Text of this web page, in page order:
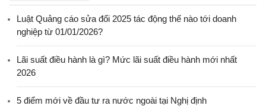
Luật Quảng cáo sửa đổi 2025 tác động thế nào tới doanh
nghiệp từ 01/01/2026?
Lãi suất điều hành là gì? Mức lãi suất điều hành mới nhất
2026
5 điểm mới về đầu tư ra nước ngoài tại Nghị định